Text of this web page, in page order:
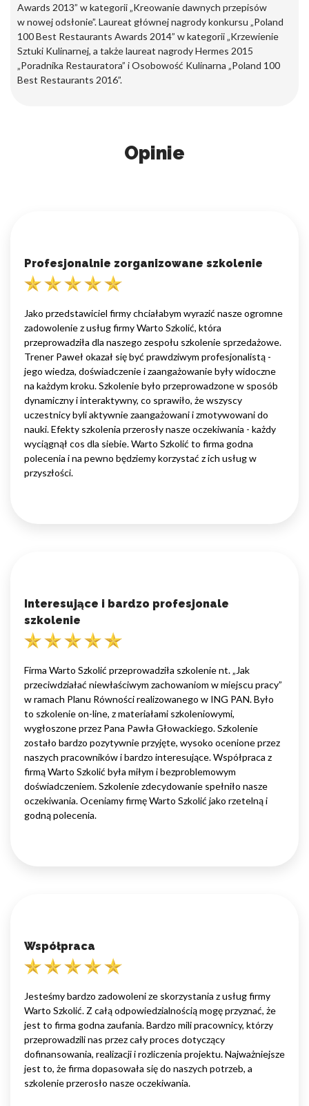
Awards 2013” w kategorii „Kreowanie dawnych przepisów
w nowej odsłonie”. Laureat głównej nagrody konkursu „Poland
100 Best Restaurants Awards 2014” w kategorii „Krzewienie
Sztuki Kulinarnej, a także laureat nagrody Hermes 2015
„Poradnika Restauratora” i Osobowość Kulinarna „Poland 100
Best Restaurants 2016”.
Opinie
Profesjonalnie zorganizowane szkolenie
Jako przedstawiciel firmy chciałabym wyrazić nasze ogromne
zadowolenie z usług firmy Warto Szkolić, która
przeprowadziła dla naszego zespołu szkolenie sprzedażowe.
Trener Paweł okazał się być prawdziwym profesjonalistą -
jego wiedza, doświadczenie i zaangażowanie były widoczne
na każdym kroku. Szkolenie było przeprowadzone w sposób
dynamiczny i interaktywny, co sprawiło, że wszyscy
uczestnicy byli aktywnie zaangażowani i zmotywowani do
nauki. Efekty szkolenia przerosły nasze oczekiwania - każdy
wyciągnął cos dla siebie. Warto Szkolić to firma godna
polecenia i na pewno będziemy korzystać z ich usług w
przyszłości.
Interesujące i bardzo profesjonale
szkolenie
Firma Warto Szkolić przeprowadziła szkolenie nt. „Jak
przeciwdziałać niewłaściwym zachowaniom w miejscu pracy”
w ramach Planu Równości realizowanego w ING PAN. Było
to szkolenie on-line, z materiałami szkoleniowymi,
wygłoszone przez Pana Pawła Głowackiego. Szkolenie
zostało bardzo pozytywnie przyjęte, wysoko ocenione przez
naszych pracowników i bardzo interesujące. Współpraca z
firmą Warto Szkolić była miłym i bezproblemowym
doświadczeniem. Szkolenie zdecydowanie spełniło nasze
oczekiwania. Oceniamy firmę Warto Szkolić jako rzetelną i
godną polecenia.
Współpraca
Jesteśmy bardzo zadowoleni ze skorzystania z usług firmy
Warto Szkolić. Z całą odpowiedzialnością mogę przyznać, że
jest to firma godna zaufania. Bardzo mili pracownicy, którzy
przeprowadzili nas przez cały proces dotyczący
dofinansowania, realizacji i rozliczenia projektu. Najważniejsze
jest to, że firma dopasowała się do naszych potrzeb, a
szkolenie przerosło nasze oczekiwania.